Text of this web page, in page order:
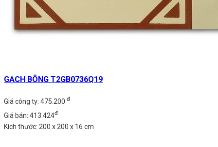
GẠCH BÔNG T2GB0736Q19
Giá công ty: 475.200 đ
Giá bán: 413.424đ
Kích thước: 200 x 200 x 16 cm